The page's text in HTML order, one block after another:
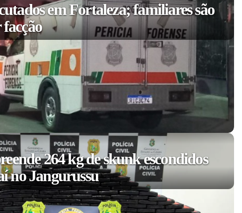
em Fortaleza; familiares são
264 kg de skunk escondidos
no Jangurussu